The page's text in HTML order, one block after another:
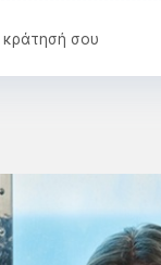
σου